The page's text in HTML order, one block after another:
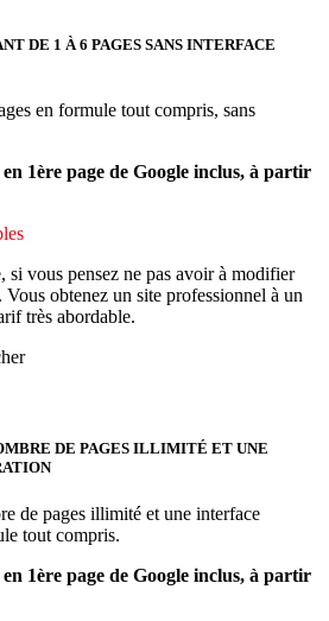
DE 1 À 6 PAGES SANS INTERFACE
en formule tout compris, sans
1ère page de Google inclus, à partir
si vous pensez ne pas avoir à modifier
obtenez un site professionnel à un
très abordable.
DE PAGES ILLIMITÉ ET UNE
de pages illimité et une interface
tout compris.
1ère page de Google inclus, à partir